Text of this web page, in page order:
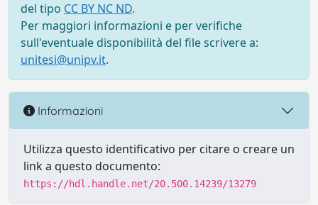
del tipo CC BY NC ND.
Per maggiori informazioni e per verifiche
sull'eventuale disponibilità del file scrivere a:
unitesi@unipv.it.
Informazioni
Utilizza questo identificativo per citare o creare un
link a questo documento:
https://hdl.handle.net/20.500.14239/13279